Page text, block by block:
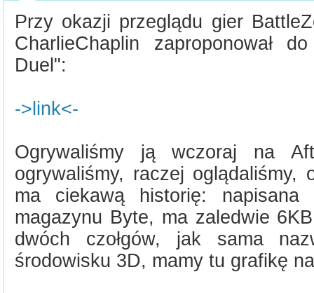
Przy okazji przeglądu gier
CharlieChaplin zaproponował
Duel":
->link<-
Ogrywaliśmy ją wczoraj na
ogrywaliśmy, raczej
ma ciekawą historię: napisana
magazynu Byte, ma zaledwie
dwóch czołgów, jak sama
środowisku 3D, mamy tu grafikę